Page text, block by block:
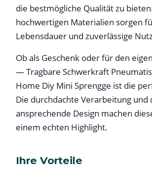
die bestmögliche Qualität zu
hochwertigen Materialien sorgen
Lebensdauer und zuverlässige
Ob als Geschenk oder für den
— Tragbare Schwerkraft
Home Diy Mini Sprengge ist die
Die durchdachte Verarbeitung und
ansprechende Design machen
einem echten Highlight.
Ihre Vorteile